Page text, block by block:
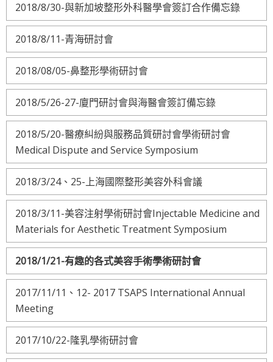
2018/8/30-與新加坡整形外科醫學會簽訂合作備忘錄
2018/8/11-青海研討會
2018/08/05-鼻整形學術研討會
2018/5/26-27-廈門研討會與海醫會簽訂備忘錄
2018/5/20-醫療糾紛與服務品質研討會學術研討會
Medical Dispute and Service Symposium
2018/3/24、25-上海國際整形美容外科會議
2018/3/11-美容注射學術研討會Injectable Medicine and
Materials for Aesthetic Treatment Symposium
2018/1/21-有趣的各式美容手術學術研討會
2017/11/11、12- 2017 TSAPS International Annual
Meeting
2017/10/22-隆乳學術研討會